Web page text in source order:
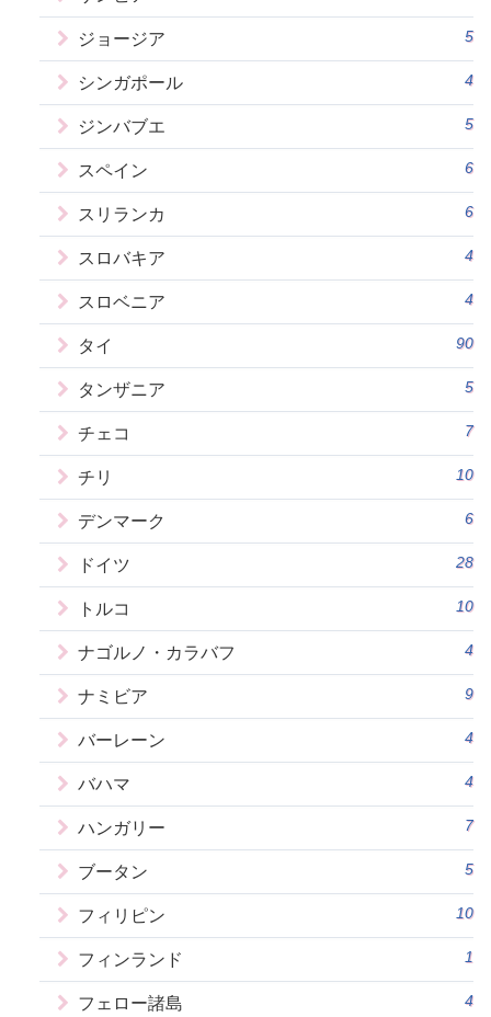
ジョージア 5
シンガポール 4
ジンバブエ 5
スペイン 6
スリランカ 6
スロバキア 4
スロベニア 4
タイ 90
タンザニア 5
チェコ 7
チリ 10
デンマーク 6
ドイツ 28
トルコ 10
ナゴルノ・カラバフ 4
ナミビア 9
バーレーン 4
バハマ 4
ハンガリー 7
ブータン 5
フィリピン 10
フィンランド 1
フェロー諸島 4